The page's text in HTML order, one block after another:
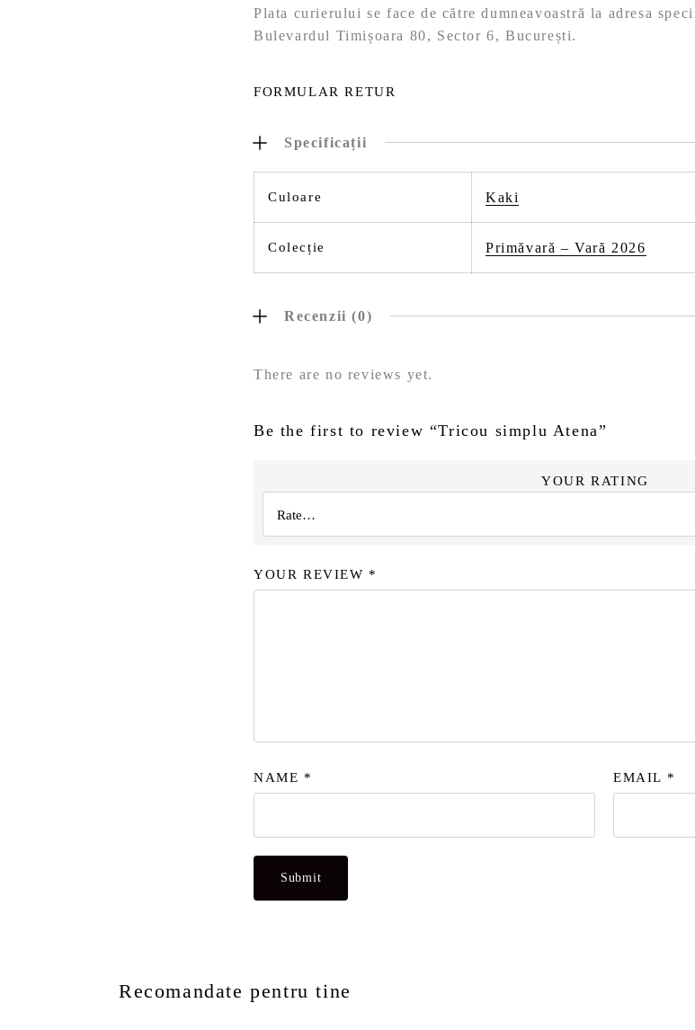
Plata curierului se face de către dumneavoastră la adresa
Bulevardul Timișoara 80, Sector 6, București.
FORMULAR RETUR
Specificații
Culoare Kaki
Colecție Primăvară – Vară 2026
Recenzii (0)
There are no reviews yet.
Be the first to review “Tricou simplu Atena”
YOUR RATING
YOUR REVIEW *
NAME * EMAIL *
Recomandate pentru tine